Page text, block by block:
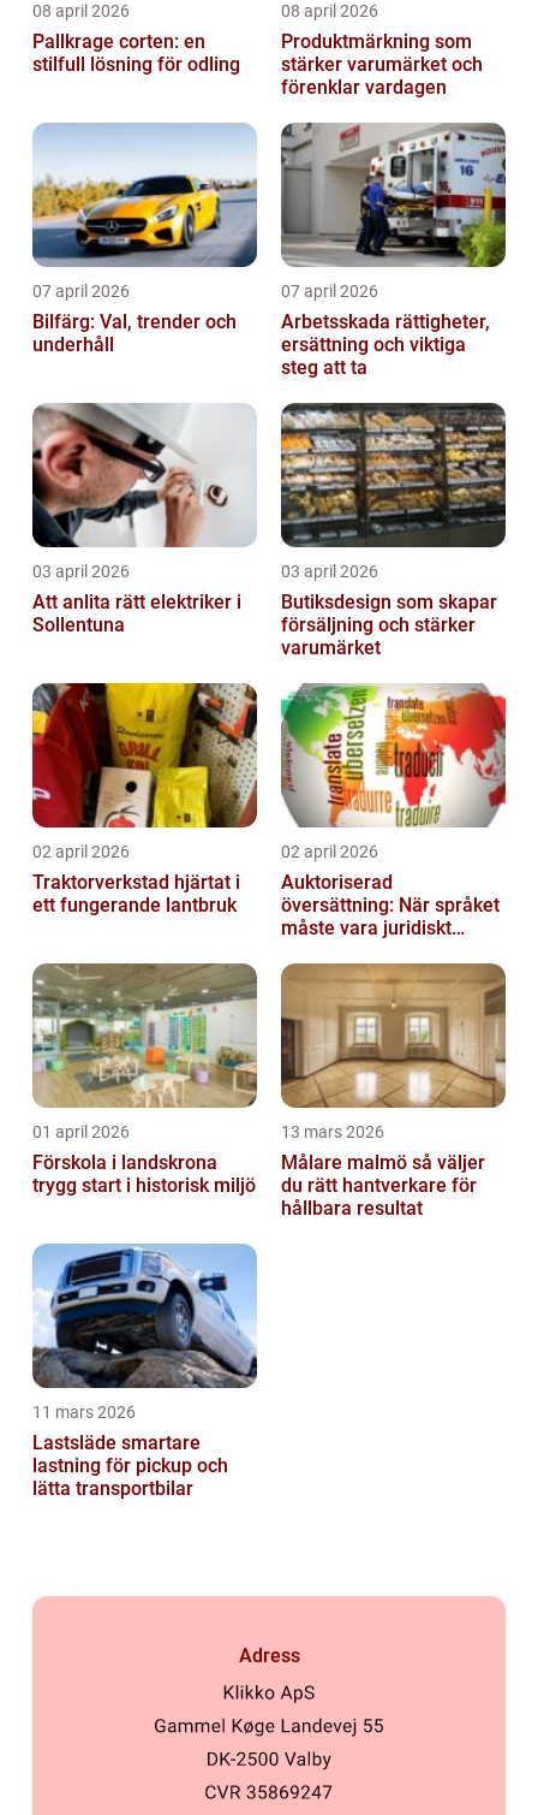
08 april 2026
Pallkrage corten: en
stilfull lösning för odling
08 april 2026
Produktmärkning som
stärker varumärket och
förenklar vardagen
07 april 2026
Bilfärg: Val, trender och
underhåll
07 april 2026
Arbetsskada rättigheter,
ersättning och viktiga
steg att ta
03 april 2026
Att anlita rätt elektriker i
Sollentuna
03 april 2026
Butiksdesign som skapar
försäljning och stärker
varumärket
02 april 2026
Traktorverkstad hjärtat i
ett fungerande lantbruk
02 april 2026
Auktoriserad
översättning: När språket
måste vara juridiskt
01 april 2026
Förskola i landskrona
trygg start i historisk miljö
13 mars 2026
Målare malmö så väljer
du rätt hantverkare för
hållbara resultat
11 mars 2026
Lastsläde smartare
lastning för pickup och
lätta transportbilar
Adress